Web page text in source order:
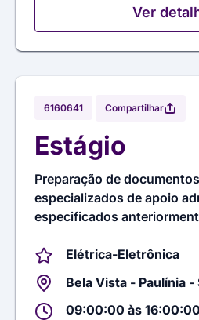
Ver
6160641 Compartilhar
Estágio
Preparação de
especializados de apoio
especificados
Elétrica-Eletrônica
Bela Vista - Paulínia -
09:00:00 às 16:00:00